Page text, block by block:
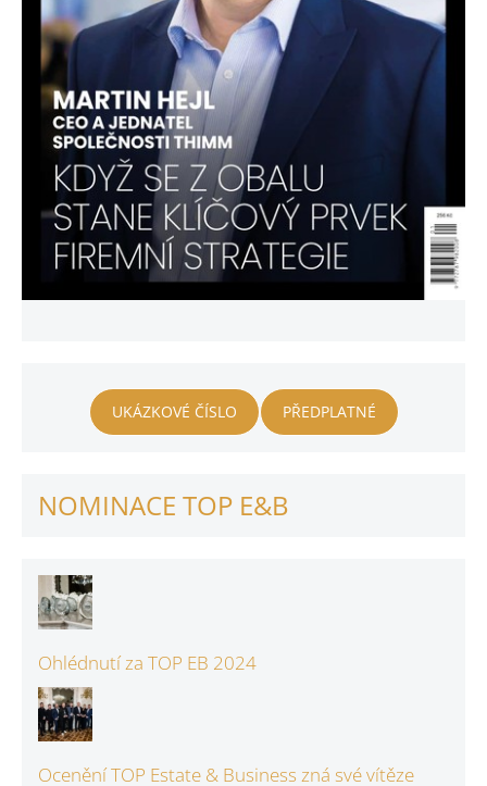
UKÁZKOVÉ ČÍSLO PŘEDPLATNÉ
NOMINACE TOP E&B
Ohlédnutí za TOP EB 2024
Ocenění TOP Estate & Business zná své vítěze